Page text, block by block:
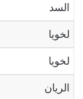
السد
لخويا
لخويا
الريان